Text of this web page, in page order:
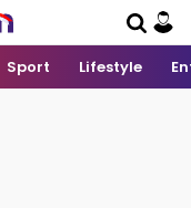
Sport Lifestyle